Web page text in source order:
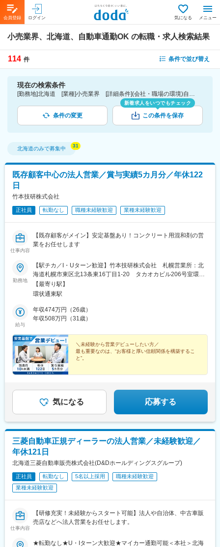
会員登録 ログイン 気になる メニュー
小売業界、北海道、自動車通勤OK の転職・求人検索結果
114 件 条件で並び替え
現在の検索条件
[勤務地]北海道 [業種]小売業界 [詳細条件](会社・職場の環境)自動車通勤OK
条件の変更
新着求人をいつでもチェック
この条件を保存
北海道のみで募集中
既存顧客中心の法人営業／賞与実績5カ月分／年休122
日
竹本技研株式会社
正社員 転勤なし 職種未経験歓迎 業種未経験歓迎
仕事内容
【既存顧客がメイン】安定基盤あり！コンクリート用混和剤の営
業をお任せします
勤務地
【駅チカ／I・Uターン歓迎】竹本技研株式会社 札幌営業所：北
海道札幌市東区北13条東16丁目1-20 タカオカビル206号室環状
通東駅 4番口から徒歩6分※ビル内全面禁煙
【最寄り駅】
環状通東駅
給与
年収474万円（26歳）
年収508万円（31歳）
＼未経験から営業デビューしたい方／
最も重要なのは、“お客様と厚い信頼関係を構築するこ
と”。
このような方はぜひ、ご応募ください！
気になる 応募する
三菱自動車正規ディーラーの法人営業／未経験歓迎／
年休121日
北海道三菱自動車販売株式会社(D&Dホールディングスグループ)
正社員 転勤なし 5名以上採用
職種未経験歓迎
業種未経験歓迎
仕事内容
【研修充実！未経験からスタート可能】法人や自治体、中古車販
売店などへ法人営業をお任せします。
★転勤なし★U・Iターン大歓迎★マイカー通勤可能＜本社＞北海